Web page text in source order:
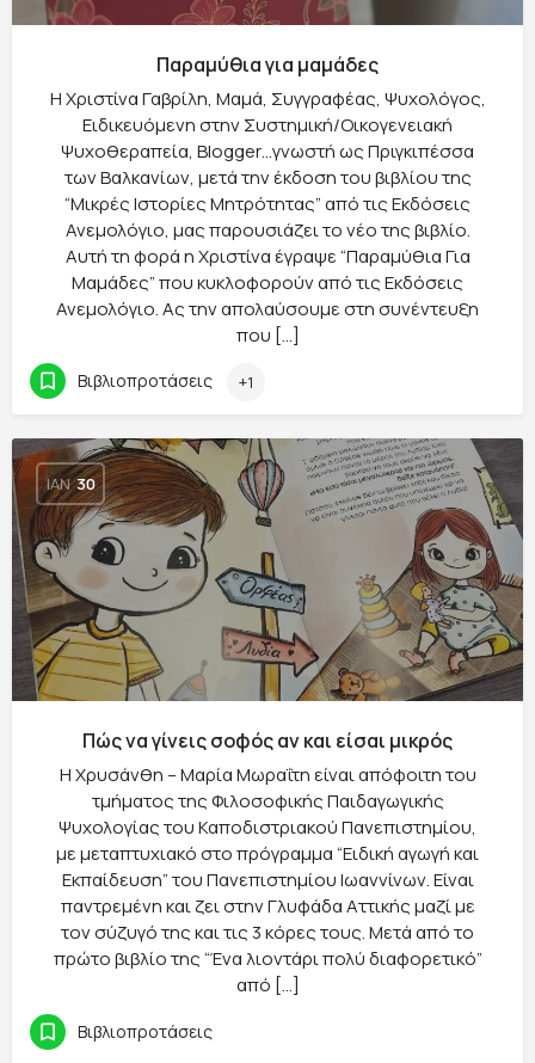
Παραμύθια για μαμάδες
Η Χριστίνα Γαβρίλη, Μαμά, Συγγραφέας, Ψυχολόγος,
Ειδικευόμενη στην Συστημική/Οικογενειακή
Ψυχοθεραπεία, Blogger…γνωστή ως Πριγκιπέσσα
των Βαλκανίων, μετά την έκδοση του βιβλίου της
“Μικρές Ιστορίες Μητρότητας” από τις Εκδόσεις
Ανεμολόγιο, μας παρουσιάζει το νέο της βιβλίο.
Αυτή τη φορά η Χριστίνα έγραψε “Παραμύθια Για
Μαμάδες” που κυκλοφορούν από τις Εκδόσεις
Ανεμολόγιο. Ας την απολαύσουμε στη συνέντευξη
που […]
Βιβλιοπροτάσεις +1
ΙΑΝ 30
Πώς να γίνεις σοφός αν και είσαι μικρός
Η Χρυσάνθη – Μαρία Μωραΐτη είναι απόφοιτη του
τμήματος της Φιλοσοφικής Παιδαγωγικής
Ψυχολογίας του Καποδιστριακού Πανεπιστημίου,
με μεταπτυχιακό στο πρόγραμμα “Ειδική αγωγή και
Εκπαίδευση” του Πανεπιστημίου Ιωαννίνων. Είναι
παντρεμένη και ζει στην Γλυφάδα Αττικής μαζί με
τον σύζυγό της και τις 3 κόρες τους. Μετά από το
πρώτο βιβλίο της “Ένα λιοντάρι πολύ διαφορετικό”
από […]
Βιβλιοπροτάσεις